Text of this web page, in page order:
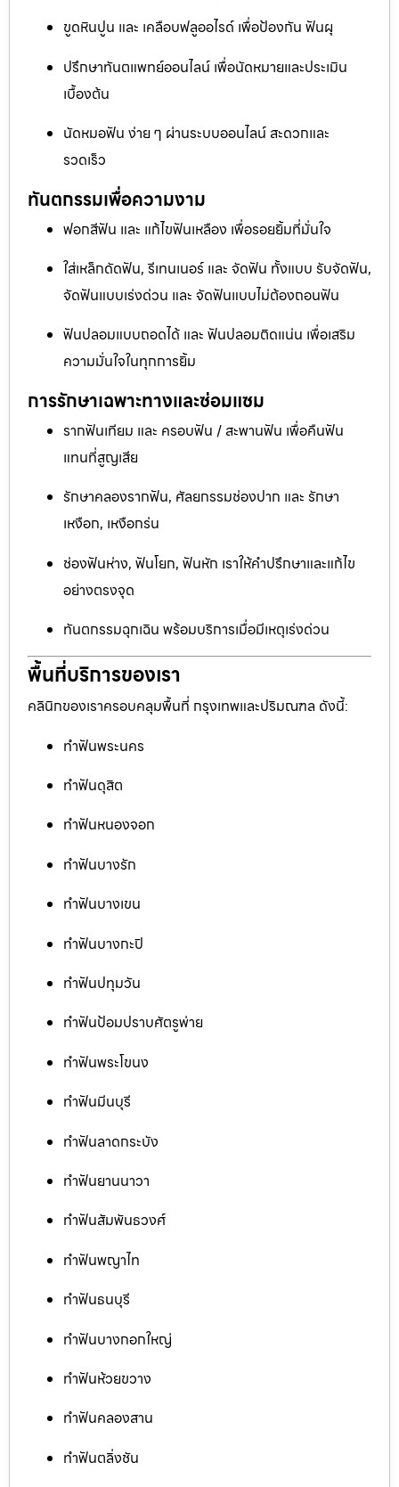
ขูดหินปูน และ เคลือบฟลูออไรด์ เพื่อป้องกัน ฟันผุ
ปรึกษาทันตแพทย์ออนไลน์ เพื่อนัดหมายและประเมิน
เบื้องต้น
นัดหมอฟัน ง่าย ๆ ผ่านระบบออนไลน์ สะดวกและ
รวดเร็ว
ทันตกรรมเพื่อความงาม
ฟอกสีฟัน และ แก้ไขฟันเหลือง เพื่อรอยยิ้มที่มั่นใจ
ใส่เหล็กดัดฟัน, รีเทนเนอร์ และ จัดฟัน ทั้งแบบ รับจัดฟัน,
จัดฟันแบบเร่งด่วน และ จัดฟันแบบไม่ต้องถอนฟัน
ฟันปลอมแบบถอดได้ และ ฟันปลอมติดแน่น เพื่อเสริม
ความมั่นใจในทุกการยิ้ม
การรักษาเฉพาะทางและซ่อมแซม
รากฟันเทียม และ ครอบฟัน / สะพานฟัน เพื่อคืนฟัน
แทนที่สูญเสีย
รักษาคลองรากฟัน, ศัลยกรรมช่องปาก และ รักษา
เหงือก, เหงือกร่น
ช่องฟันห่าง, ฟันโยก, ฟันหัก เราให้คำปรึกษาและแก้ไข
อย่างตรงจุด
ทันตกรรมฉุกเฉิน พร้อมบริการเมื่อมีเหตุเร่งด่วน
พื้นที่บริการของเรา
คลินิกของเราครอบคลุมพื้นที่ กรุงเทพและปริมณฑล ดังนี้:
ทำฟันพระนคร
ทำฟันดุสิต
ทำฟันหนองจอก
ทำฟันบางรัก
ทำฟันบางเขน
ทำฟันบางกะปิ
ทำฟันปทุมวัน
ทำฟันป้อมปราบศัตรูพ่าย
ทำฟันพระโขนง
ทำฟันมีนบุรี
ทำฟันลาดกระบัง
ทำฟันยานนาวา
ทำฟันสัมพันธวงศ์
ทำฟันพญาไท
ทำฟันธนบุรี
ทำฟันบางกอกใหญ่
ทำฟันห้วยขวาง
ทำฟันคลองสาน
ทำฟันตลิ่งชัน